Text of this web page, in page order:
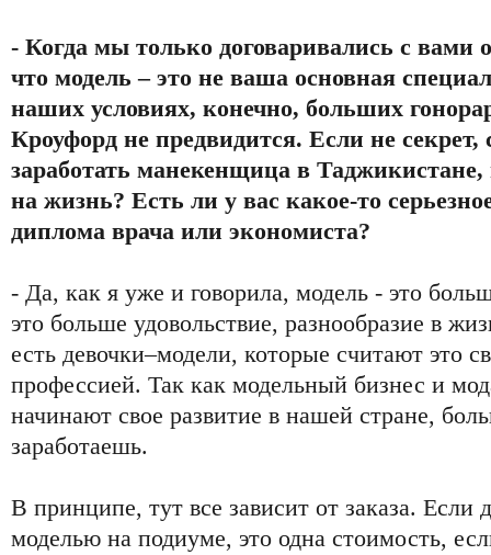
- Когда мы только договаривались с вами
что модель – это не ваша основная
наших условиях, конечно, больших
Кроуфорд не предвидится. Если не секрет,
заработать манекенщица в
на жизнь? Есть ли у вас какое-то
диплома врача или экономиста?
- Да, как я уже и говорила, модель - это
это больше удовольствие, разнообразие в
есть девочки–модели, которые считают это
профессией. Так как модельный бизнес и
начинают свое развитие в нашей стране,
заработаешь.
В принципе, тут все зависит от заказа. Если
моделью на подиуме, это одна стоимость,